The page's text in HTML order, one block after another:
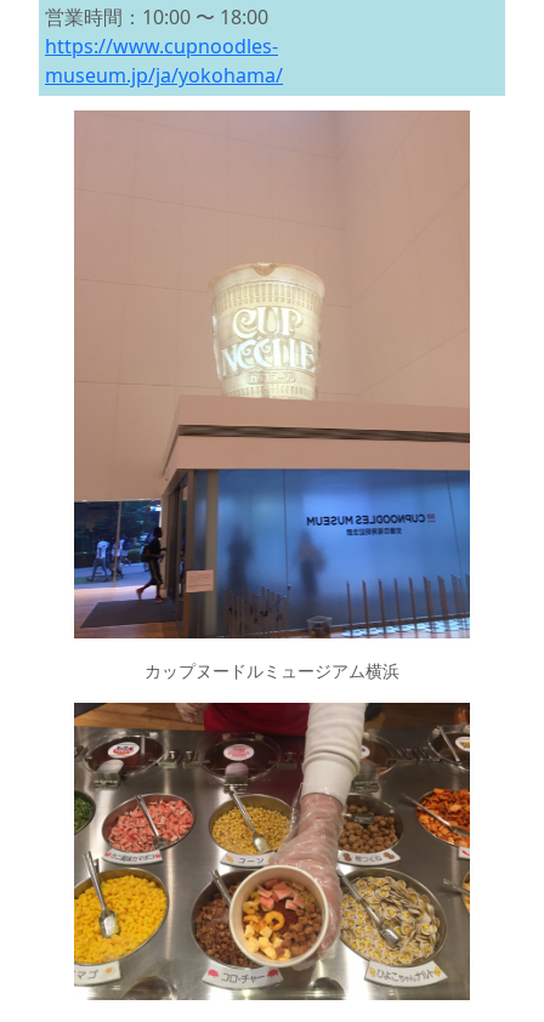
営業時間：10:00 〜 18:00
https://www.cupnoodles-
museum.jp/ja/yokohama/
カップヌードルミュージアム横浜